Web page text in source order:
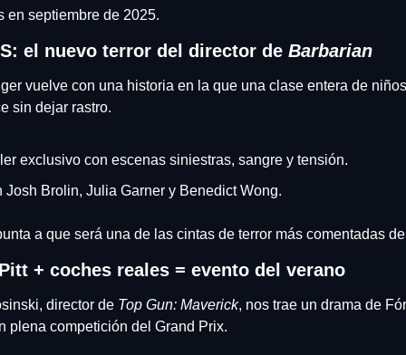
en septiembre de 2025.
el nuevo terror del director de Barbarian
vuelve con una historia en la que una clase entera de niños
sin dejar rastro.
exclusivo con escenas siniestras, sangre y tensión.
Josh Brolin, Julia Garner y Benedict Wong.
a que será una de las cintas de terror más comentadas
+ coches reales = evento del verano
director de Top Gun: Maverick, nos trae un drama de
plena competición del Grand Prix.